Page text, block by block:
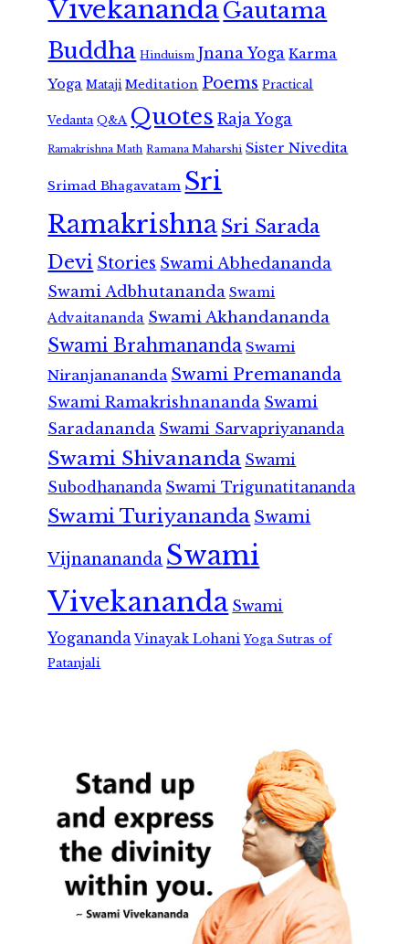
VivekanandaGautama
Buddha Hinduism Jnana Yoga Karma
Yoga Mataji Meditation Poems Practical
Vedanta Q&A Quotes Raja Yoga
Ramakrishna Math Ramana Maharshi Sister Nivedita
Srimad Bhagavatam Sri
RamakrishnaSri Sarada
Devi Stories Swami Abhedananda
Swami Adbhutananda Swami
Advaitananda Swami Akhandananda
Swami Brahmananda Swami
Niranjanananda Swami Premananda
Swami Ramakrishnananda Swami
Saradananda Swami Sarvapriyananda
Swami Shivananda Swami
Subodhananda Swami Trigunatitananda
Swami Turiyananda Swami
Vijnanananda Swami
Vivekananda Swami
Yogananda Vinayak Lohani Yoga Sutras of
Patanjali